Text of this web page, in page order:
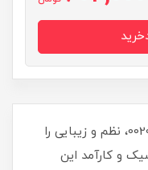
با پایه المکی قلابدار جدید کد 00202157، نظم و زیبایی را
و کارآمد این